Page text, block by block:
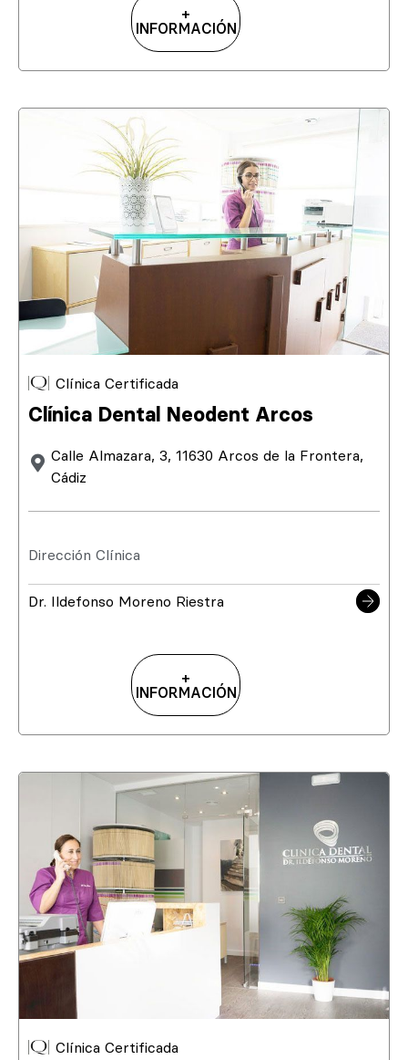
+
INFORMACIÓN
Clínica Certificada
Clínica Dental Neodent Arcos
Calle Almazara, 3, 11630 Arcos de la Frontera,
Cádiz
Dirección Clínica
Dr. Ildefonso Moreno Riestra
+
INFORMACIÓN
Clínica Certificada